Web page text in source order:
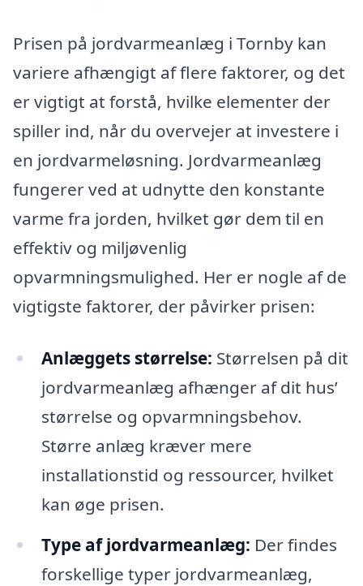
Prisen på jordvarmeanlæg i Tornby kan
variere afhængigt af flere faktorer, og det
er vigtigt at forstå, hvilke elementer der
spiller ind, når du overvejer at investere i
en jordvarmeløsning. Jordvarmeanlæg
fungerer ved at udnytte den konstante
varme fra jorden, hvilket gør dem til en
effektiv og miljøvenlig
opvarmningsmulighed. Her er nogle af de
vigtigste faktorer, der påvirker prisen:
Anlæggets størrelse: Størrelsen på dit
jordvarmeanlæg afhænger af dit hus’
størrelse og opvarmningsbehov.
Større anlæg kræver mere
installationstid og ressourcer, hvilket
kan øge prisen.
Type af jordvarmeanlæg: Der findes
forskellige typer jordvarmeanlæg,